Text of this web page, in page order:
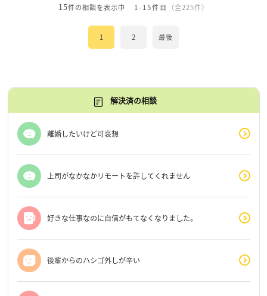
15件の相談を表示中 1-15件目 （全225件）
1 2 最後
解決済の相談
離婚したいけど可哀想
上司がなかなかリモートを許してくれません
好きな仕事なのに自信がもてなくなりました。
後輩からのハシゴ外しが辛い